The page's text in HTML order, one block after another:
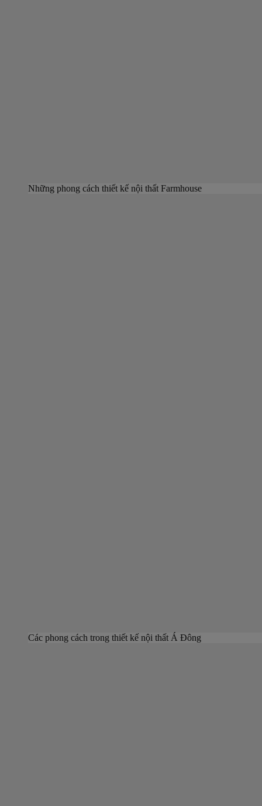
Những phong cách thiết kế nội thất Farmhouse
Các phong cách trong thiết kế nội thất Á Đông